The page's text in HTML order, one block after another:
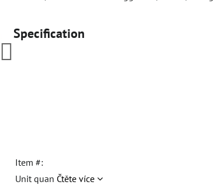
Specification
Item #:
Unit quan Čtěte více